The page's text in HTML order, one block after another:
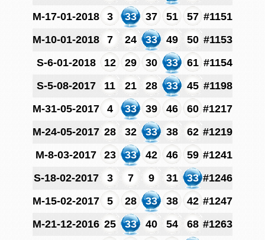
M-17-01-2018
3 33 37 51 57 #1151
M-10-01-2018
7 24 33 49 50 #1153
S-6-01-2018
12 29 30 33 61 #1154
S-5-08-2017
11 21 28 33 45 #1198
M-31-05-2017
4 33 39 46 60 #1217
M-24-05-2017 28 32 33 38 62 #1219
M-8-03-2017
23 33 42 46 59 #1241
S-18-02-2017
3 7 9 31 33 #1246
M-15-02-2017
5 28 33 38 42 #1247
M-21-12-2016 25 33 40 54 68 #1263